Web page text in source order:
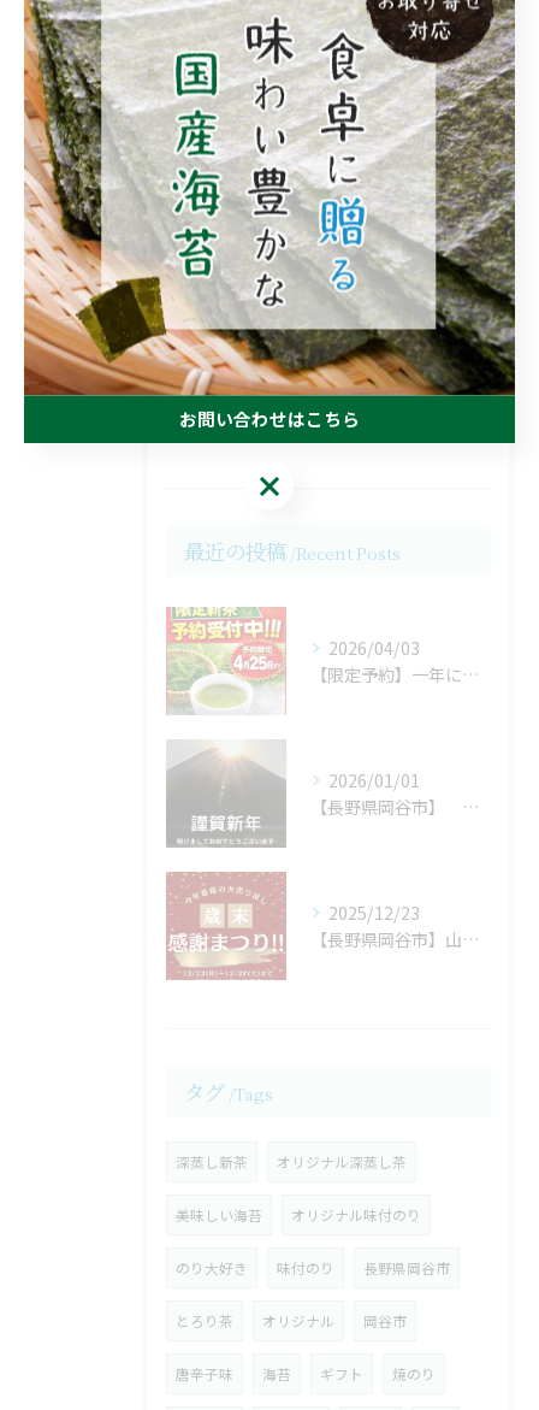
#岡谷市 #お茶 #オリジナル #とろり茶
カテゴリー Categories
全てのカテゴリー
国産
お中元
お歳暮
お取り寄せ
業務用
最近の投稿 Recent Posts
2026/04/03
【限定予約】一年に一度の贅沢。今だけの“新茶”をお見逃しなく
2026/01/01
【長野県岡谷市】 謹賀新年
2025/12/23
【長野県岡谷市】山丸海苔店（やままる） 2025 歳末感謝まつり
タグ Tags
深蒸し新茶 オリジナル深蒸し茶
美味しい海苔 オリジナル味付のり
のり大好き 味付のり 長野県岡谷市
とろり茶 オリジナル 岡谷市
唐辛子味 海苔 ギフト 焼のり
お問い合わせはこちら
お問い合わせはこちら